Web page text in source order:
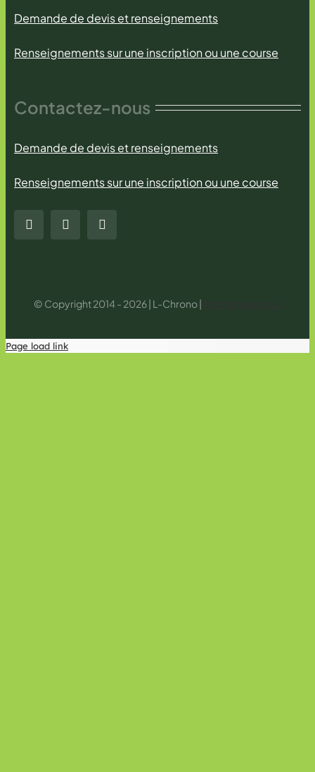
Demande de devis et renseignements
Renseignements sur une inscription ou une course
Contactez-nous
Demande de devis et renseignements
Renseignements sur une inscription ou une course
© Copyright 2014 - 2026 | L-Chrono |
Page load link